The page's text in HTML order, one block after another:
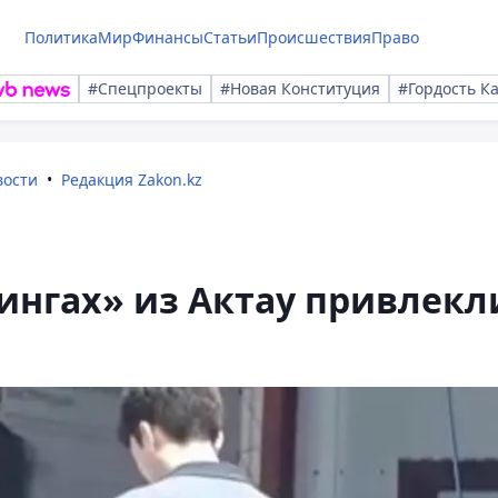
ПолитикаМирФинансыСтатьиПроисшествияПраво
#Спецпроекты #Новая Конституция #Гордость
Редакция Zakon.kz
из Актау